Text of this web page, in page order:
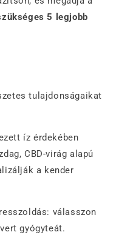
5 legjobb
tulajdonságaikat
íz érdekében
CBD-virág alapú
a kender
válasszon
gyógyteát.